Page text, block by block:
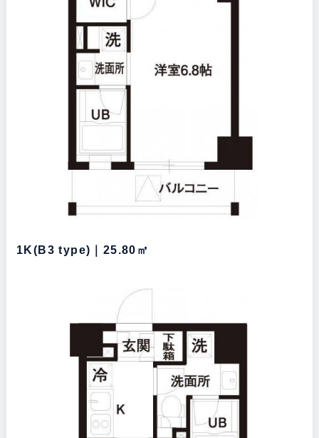
1K(B3 type)｜25.80㎡